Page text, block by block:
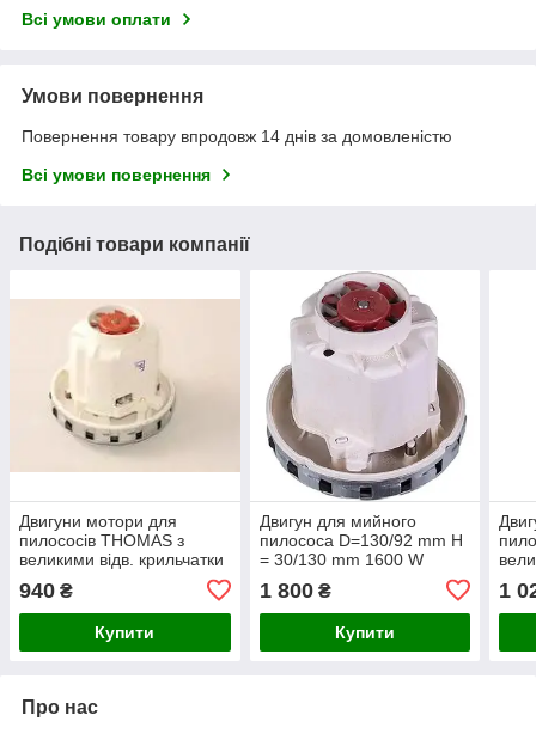
Всі умови оплати
Умови повернення
Повернення товару впродовж 14 днів за домовленістю
Всі умови повернення
Подібні товари компанії
Двигуни мотори для
пилососів THOMAS з
великими відв. крильчатки
940 ₴
Купити
Двигун для мийного
пилососа D=130/92 mm H
= 30/130 mm 1600 W
Domel 467.3.404-2 Zelmer
1 800₴
Купити
1
Про нас